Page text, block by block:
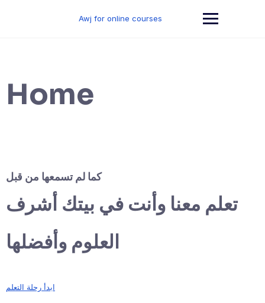
Awj for online courses
Home
كما لم تسمعها من قبل
تعلم معنا وأنت في بيتك أشرف
العلوم وأفضلها
ابدأ رحلة التعلم